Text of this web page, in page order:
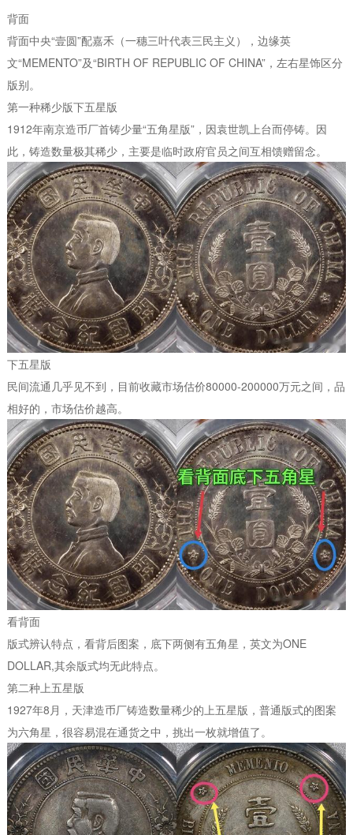
背面
背面中央“壹圆”配嘉禾（一穗三叶代表三民主义），边缘英
文“MEMENTO”及“BIRTH OF REPUBLIC OF CHINA”，左右星饰区分
版别。
第一种稀少版下五星版
1912年南京造币厂首铸少量“五角星版”，因袁世凯上台而停铸。因
此，铸造数量极其稀少，主要是临时政府官员之间互相馈赠留念。
下五星版
民间流通几乎见不到，目前收藏市场估价80000-200000万元之间，品
相好的，市场估价越高。
看背面
版式辨认特点，看背后图案，底下两侧有五角星，英文为ONE
DOLLAR,其余版式均无此特点。
第二种上五星版
1927年8月，天津造币厂铸造数量稀少的上五星版，普通版式的图案
为六角星，很容易混在通货之中，挑出一枚就增值了。